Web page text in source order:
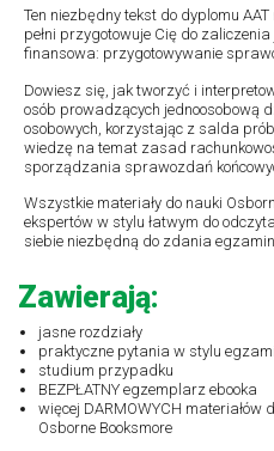
Ten niezbędny tekst do dyplomu
pełni przygotowuje Cię do
finansowa: przygotowywanie
Dowiesz się, jak tworzyć i
osób prowadzących jednoosobową
osobowych, korzystając z salda
wiedzę na temat zasad
sporządzania sprawozdań
Wszystkie materiały do ​​nauki
ekspertów w stylu łatwym do
siebie niezbędną do zdania
Zawierają:
jasne rozdziały
praktyczne pytania w stylu
studium przypadku
BEZPŁATNY egzemplarz ebooka
więcej DARMOWYCH materiałów
Osborne Booksmore